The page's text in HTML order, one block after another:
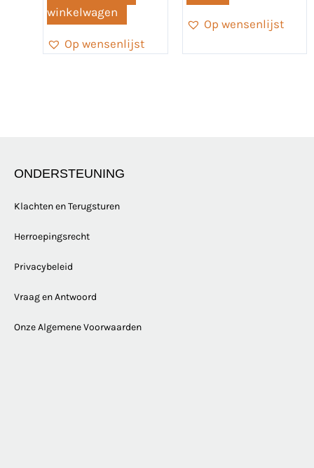
winkelwagen
Op wensenlijst
Op wensenlijst
ONDERSTEUNING
Klachten en Terugsturen
Herroepingsrecht
Privacybeleid
Vraag en Antwoord
Onze Algemene Voorwaarden